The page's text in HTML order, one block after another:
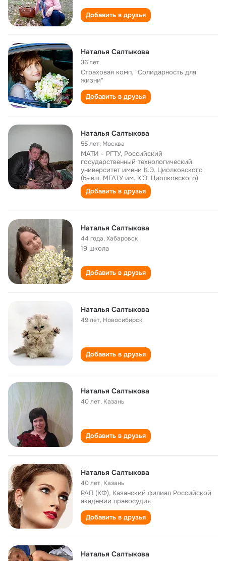
Добавить в друзья
Наталья Салтыкова
36 лет
Страховая комп. "Солидарность для
жизни"
Добавить в друзья
Наталья Салтыкова
55 лет, Москва
МАТИ - РГТУ, Российский
государственный технологический
университет имени К.Э. Циолковского
(бывш. МГАТУ им. К.Э. Циолковского)
Добавить в друзья
Наталья Салтыкова
44 года,Хабаровск
19 школа
Добавить в друзья
Наталья Салтыкова
49 лет, Новосибирск
Добавить в друзья
Наталья Салтыкова
40 лет, Казань
Добавить в друзья
Наталья Салтыкова
40 лет, Казань
РАП (КФ), Казанский филиал Российской
академии правосудия
Добавить в друзья
Наталья Салтыкова